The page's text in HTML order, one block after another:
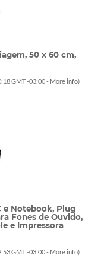
50 x 60 cm,
GMT -03:00 - More info)
e Notebook, Plug
Fones de Ouvido,
e Impressora
GMT -03:00 - More info)